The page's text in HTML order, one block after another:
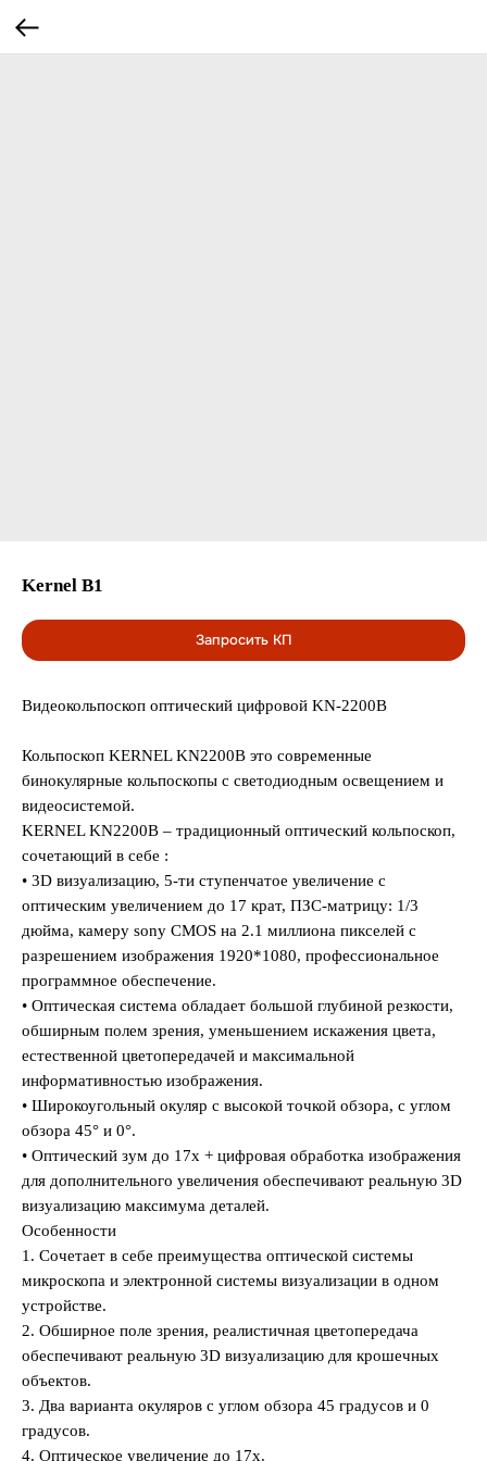
Kernel B1
Запросить КП
Видеокольпоскоп оптический цифровой KN-2200B
Кольпоскоп KERNEL KN2200B это современные
бинокулярные кольпоскопы с светодиодным освещением и
видеосистемой.
KERNEL KN2200B – традиционный оптический кольпоскоп,
сочетающий в себе :
• 3D визуализацию, 5-ти ступенчатое увеличение с
оптическим увеличением до 17 крат, ПЗС-матрицу: 1/3
дюйма, камеру sony CMOS на 2.1 миллиона пикселей с
разрешением изображения 1920*1080, профессиональное
программное обеспечение.
• Оптическая система обладает большой глубиной резкости,
обширным полем зрения, уменьшением искажения цвета,
естественной цветопередачей и максимальной
информативностью изображения.
• Широкоугольный окуляр с высокой точкой обзора, с углом
обзора 45° и 0°.
• Оптический зум до 17х + цифровая обработка изображения
для дополнительного увеличения обеспечивают реальную 3D
визуализацию максимума деталей.
Особенности
1. Сочетает в себе преимущества оптической системы
микроскопа и электронной системы визуализации в одном
устройстве.
2. Обширное поле зрения, реалистичная цветопередача
обеспечивают реальную 3D визуализацию для крошечных
объектов.
3. Два варианта окуляров с углом обзора 45 градусов и 0
градусов.
4. Оптическое увеличение до 17х.